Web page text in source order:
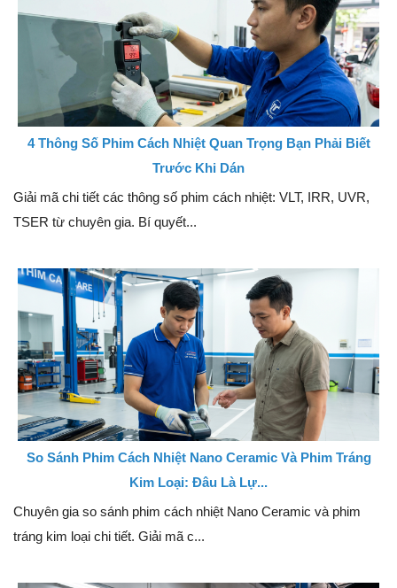
4 Thông Số Phim Cách Nhiệt Quan Trọng Bạn Phải Biết
Trước Khi Dán
Giải mã chi tiết các thông số phim cách nhiệt: VLT, IRR, UVR,
TSER từ chuyên gia. Bí quyết...
So Sánh Phim Cách Nhiệt Nano Ceramic Và Phim Tráng
Kim Loại: Đâu Là Lự...
Chuyên gia so sánh phim cách nhiệt Nano Ceramic và phim
tráng kim loại chi tiết. Giải mã c...